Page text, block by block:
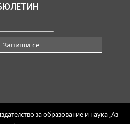
Запиши се
за образование и наука „Аз-